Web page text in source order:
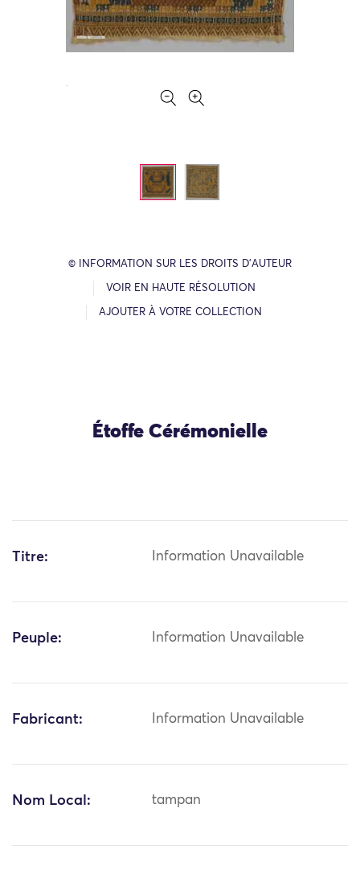
© INFORMATION SUR LES DROITS D’AUTEUR
VOIR EN HAUTE RÉSOLUTION
AJOUTER À VOTRE COLLECTION
Étoffe Cérémonielle
Titre: Information Unavailable
Peuple: Information Unavailable
Fabricant: Information Unavailable
Nom Local: tampan